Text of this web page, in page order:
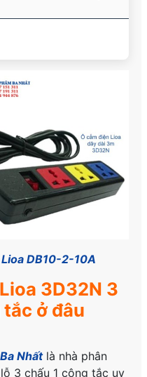
DB10-2-10A
3D32N 3
ở đâu
Nhấtlà nhà phân
3 chấu 1 công tắc uy